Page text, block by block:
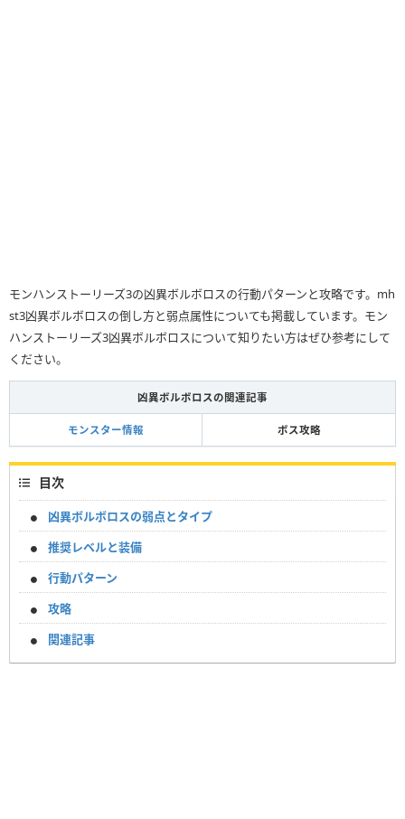
モンハンストーリーズ3の凶異ボルボロスの行動パターンと攻略です。mh
st3凶異ボルボロスの倒し方と弱点属性についても掲載しています。モン
ハンストーリーズ3凶異ボルボロスについて知りたい方はぜひ参考にして
ください。
凶異ボルボロスの関連記事
モンスター情報 ボス攻略
目次
凶異ボルボロスの弱点とタイプ
推奨レベルと装備
行動パターン
攻略
関連記事